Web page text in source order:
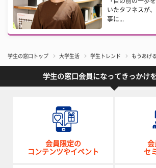
いたタフネスが
事に...
学生の窓口トップ 大学生活 学生トレンド もうあげ
学生の窓口会員になってきっかけ
会員限定の
コンテンツやイベント
会
セ